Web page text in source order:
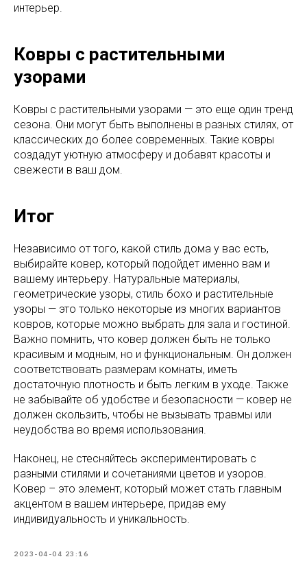
интерьер.
Ковры с растительными
узорами
Ковры с растительными узорами — это еще один тренд
сезона. Они могут быть выполнены в разных стилях, от
классических до более современных. Такие ковры
создадут уютную атмосферу и добавят красоты и
свежести в ваш дом.
Итог
Независимо от того, какой стиль дома у вас есть,
выбирайте ковер, который подойдет именно вам и
вашему интерьеру. Натуральные материалы,
геометрические узоры, стиль бохо и растительные
узоры — это только некоторые из многих вариантов
ковров, которые можно выбрать для зала и гостиной.
Важно помнить, что ковер должен быть не только
красивым и модным, но и функциональным. Он должен
соответствовать размерам комнаты, иметь
достаточную плотность и быть легким в уходе. Также
не забывайте об удобстве и безопасности — ковер не
должен скользить, чтобы не вызывать травмы или
неудобства во время использования.
Наконец, не стесняйтесь экспериментировать с
разными стилями и сочетаниями цветов и узоров.
Ковер – это элемент, который может стать главным
акцентом в вашем интерьере, придав ему
индивидуальность и уникальность.
2023-04-04 23:16